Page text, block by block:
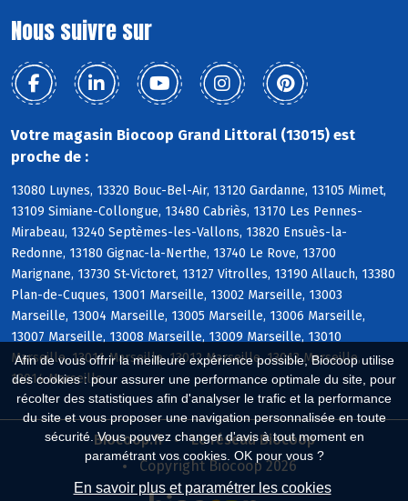
Afin de vous offrir la meilleure expérience possible, Biocoop utilise
des cookies : pour assurer une performance optimale du site, pour
récolter des statistiques afin d'analyser le trafic et la performance
du site et vous proposer une navigation personnalisée en toute
sécurité. Vous pouvez changer d'avis à tout moment en
paramétrant vos cookies. OK pour vous ?
En savoir plus et paramétrer les cookies
Nous suivre sur
Votre magasin Biocoop Grand Littoral (13015) est
proche de :
13080 Luynes, 13320 Bouc-Bel-Air, 13120 Gardanne, 13105 Mimet,
13109 Simiane-Collongue, 13480 Cabriès, 13170 Les Pennes-
Mirabeau, 13240 Septèmes-les-Vallons, 13820 Ensuès-la-
Redonne, 13180 Gignac-la-Nerthe, 13740 Le Rove, 13700
Marignane, 13730 St-Victoret, 13127 Vitrolles, 13190 Allauch, 13380
Plan-de-Cuques, 13001 Marseille, 13002 Marseille, 13003
Marseille, 13004 Marseille, 13005 Marseille, 13006 Marseille,
13007 Marseille, 13008 Marseille, 13009 Marseille, 13010
Marseille, 13011 Marseille, 13012 Marseille, 13013 Marseille,
13014 Marseille
Biocoop.fr
Le réseau Biocoop
Copyright Biocoop 2026